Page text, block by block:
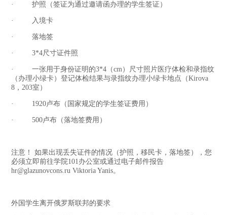
· 护照（签证为通过邀请函办理的学生签证）
· 入境卡
· 落地签
· 3*4尺寸证件照
· 一张用于身份证明的3*4（cm）尺寸照片医疗体检和录指纹
（办理小绿卡）登记体检结果与录指纹办理小绿卡地点（Kirova
8，203室）
· 1920卢布（国家规定的学生签证费用）
· 500卢布（落地签费用）
注意！ 如果出现丢失证件的情况（护照，移民卡，落地签），您
必须立即前往学院101办公室或通过电子邮件报告
hr@glazunovcons.ru Viktoria Yanis。
外国学生离开俄罗斯联邦的要求